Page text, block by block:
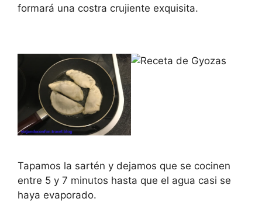
formará una costra crujiente exquisita.
Tapamos la sartén y dejamos que se cocinen
entre 5 y 7 minutos hasta que el agua casi se
haya evaporado.